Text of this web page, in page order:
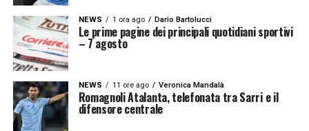
NEWS 1 ora ago Dario Bartolucci
Le prime pagine dei principali quotidiani sportivi
– 7 agosto
NEWS 11 ore ago Veronica Mandalà
Romagnoli Atalanta, telefonata tra Sarri e il
difensore centrale